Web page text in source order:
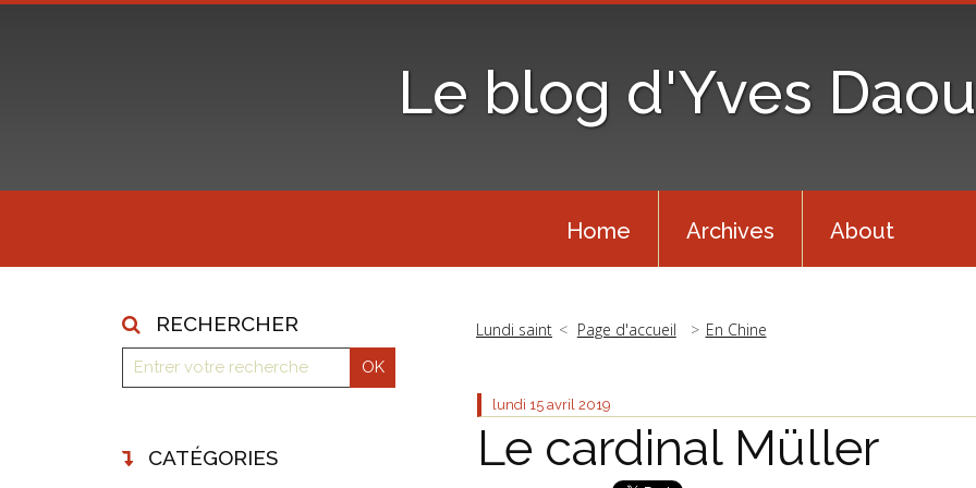
Le blog d'Yves
Home Archives About
RECHERCHER
CATÉGORIES
Lundi saint Page d'accueil En Chine
lundi 15 avril 2019
Le cardinal Müller